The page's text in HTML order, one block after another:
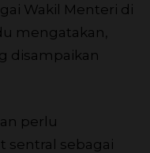
Wakil Menteri di
mengatakan,
disampaikan
perlu
sentral sebagai